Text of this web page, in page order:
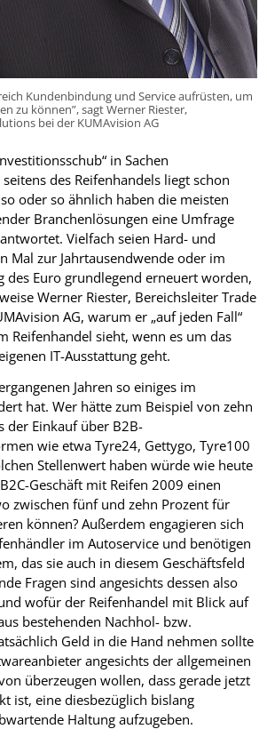
Kundenbindung und Service aufrüsten, um
zu können”, sagt Werner Riester,
bei der KUMAvision AG
in Sachen
des Reifenhandels liegt schon
oder so ähnlich haben die meisten
Branchenlösungen eine Umfrage
Vielfach seien Hard- und
Mal zur Jahrtausendwende oder im
des Euro grundlegend erneuert worden,
Werner Riester, Bereichsleiter Trade
AG, warum er „auf jeden Fall“
Reifenhandel sieht, wenn es um das
IT-Ausstattung geht.
Jahren so einiges im
hat. Wer hätte zum Beispiel von zehn
der Einkauf über B2B-
wie etwa Tyre24, Gettygo, Tyre100
Stellenwert haben würde wie heute
Geschäft mit Reifen 2009 einen
zwischen fünf und zehn Prozent für
können? Außerdem engagieren sich
im Autoservice und benötigen
das sie auch in diesem Geschäftsfeld
Fragen sind angesichts dessen also
wofür der Reifenhandel mit Blick auf
bestehenden Nachhol- bzw.
Geld in die Hand nehmen sollte
angesichts der allgemeinen
überzeugen wollen, dass gerade jetzt
ist, eine diesbezüglich bislang
Haltung aufzugeben.